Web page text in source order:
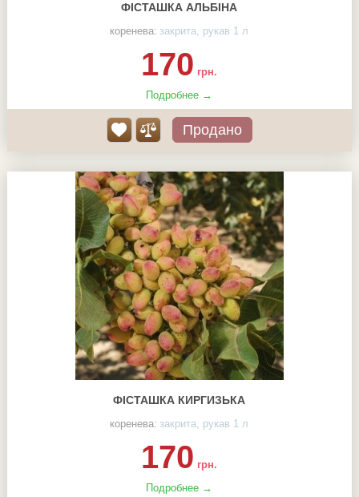
ФІСТАШКА АЛЬБІНА
коренева: закрита, рукав 1 л
170 грн.
Подробнее →
Продано
ФІСТАШКА КИРГИЗЬКА
коренева: закрита, рукав 1 л
170 грн.
Подробнее →